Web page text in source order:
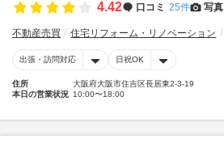
4.42 口コミ 25件 写真
不動産売買 住宅リフォーム・リノベーション
出張・訪問対応 日祝OK
住所
大阪府大阪市住吉区長居東2-3-19
本日の営業状況 10:00〜18:00